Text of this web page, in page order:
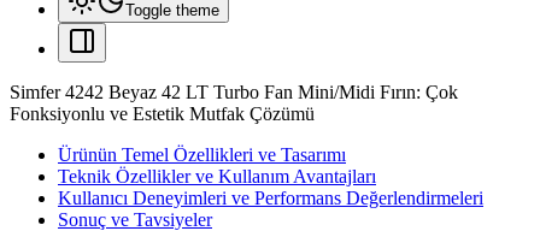
Toggle theme
Simfer 4242 Beyaz 42 LT Turbo Fan Mini/Midi Fırın: Çok
Fonksiyonlu ve Estetik Mutfak Çözümü
Ürünün Temel Özellikleri ve Tasarımı
Teknik Özellikler ve Kullanım Avantajları
Kullanıcı Deneyimleri ve Performans Değerlendirmeleri
Sonuç ve Tavsiyeler